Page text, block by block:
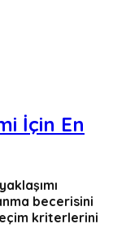
İçin En
becerisini
kriterlerini